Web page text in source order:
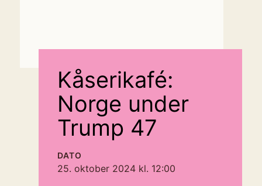
Kåserikafé:
Norge under
Trump 47
DATO
25. oktober 2024 kl. 12:00